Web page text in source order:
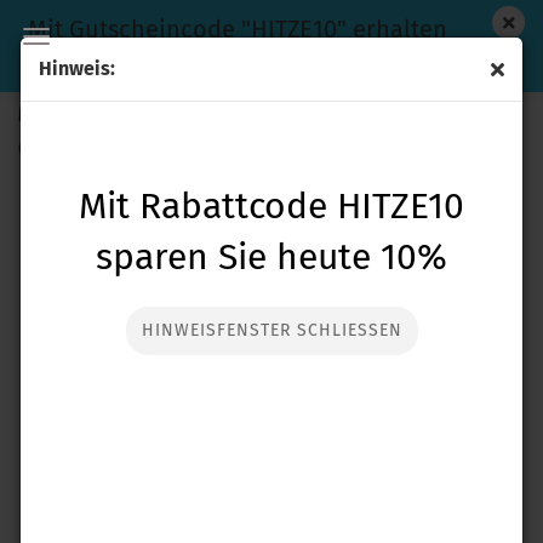
Hinweis:
Mit Rabattcode HITZE10
sparen Sie heute 10%
HINWEISFENSTER SCHLIESSEN
Mit Gutscheincode "HITZE10" erhalten
Sie heute 10% Rabatt auf den Einkauf
Metalldetektor Minelab X-Terra PRO